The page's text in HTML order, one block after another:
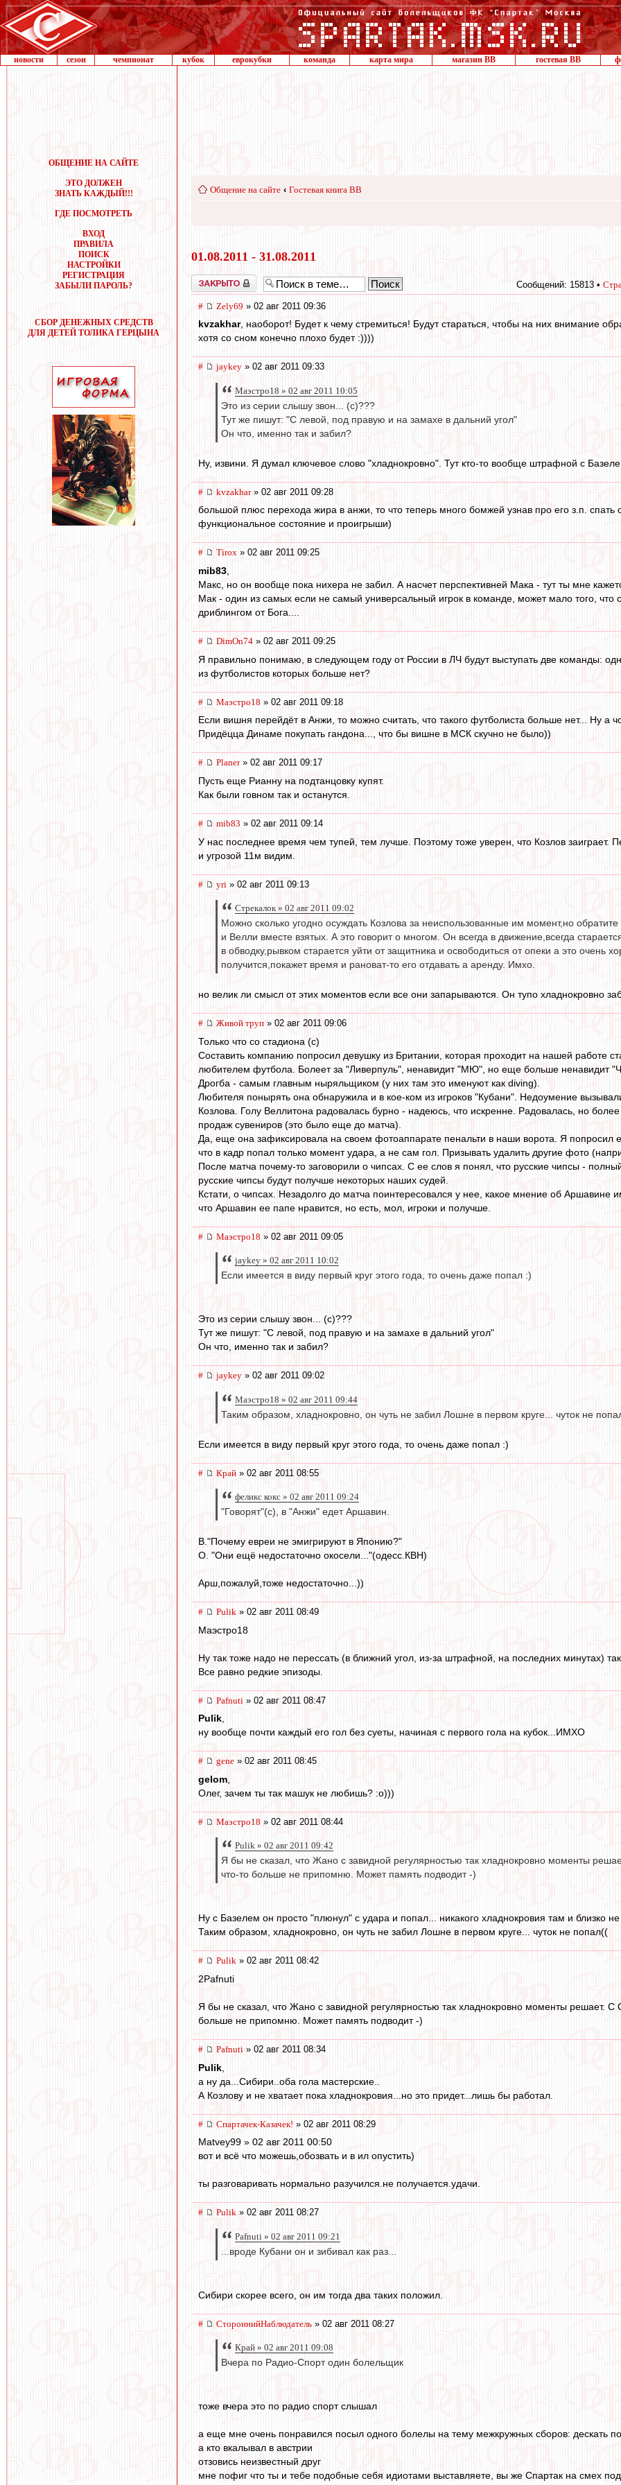
новости сезон чемпионат кубок еврокубки команда карта мира магазин ВВ гостевая ВВ
ОБЩЕНИЕ НА САЙТЕ
ЭТО ДОЛЖЕН
ЗНАТЬ КАЖДЫЙ!!!
ГДЕ ПОСМОТРЕТЬ
ВХОД
ПРАВИЛА
ПОИСК
НАСТРОЙКИ
РЕГИСТРАЦИЯ
ЗАБЫЛИ ПАРОЛЬ?
СБОР ДЕНЕЖНЫХ СРЕДСТВ
ДЛЯ ДЕТЕЙ ТОЛИКА ГЕРЦЫНА
Общение на сайте ‹ Гостевая книга ВВ
01.08.2011 - 31.08.2011
Закрыто Сообщений: 15813 •
# Zely69 » 02 авг 2011 09:36
kvzakhar, наоборот! Будет к чему стремиться! Будут стараться, чтобы на них внимание
хотя со сном конечно плохо будет :))))
# jaykey » 02 авг 2011 09:33
Маэстро18 » 02 авг 2011 10:05
Это из серии слышу звон... (с)???
Тут же пишут: "С левой, под правую и на замахе в дальний угол"
Он что, именно так и забил?
Ну, извини. Я думал ключевое слово "хладнокровно". Тут кто-то вообще штрафной с
# kvzakhar» 02 авг 2011 09:28
большой плюс перехода жира в анжи, то что теперь много бомжей узнав про его з.п. спать
функциональное состояние и проигрыши)
# Tirox » 02 авг 2011 09:25
mib83
Макс, но он вообще пока нихера не забил. А насчет перспективней Мака - тут ты мне
Мак - один из самых если не самый универсальный игрок в команде, может мало того,
дриблингом от Бога....
# DimOn74 » 02 авг 2011 09:25
Я правильно понимаю, в следующем году от России в ЛЧ будут выступать две команды:
из футболистов которых больше нет?
# Маэстро18 » 02 авг 2011 09:18
Если вишня перейдёт в Анжи, то можно считать, что такого футболиста больше нет... Ну а
Придёцца Динаме покупать гандона..., что бы вишне в МСК скучно не было))
# Planer» 02 авг 2011 09:17
Пусть еще Рианну на подтанцовку купят.
Как были говном так и останутся.
# mib83 » 02 авг 2011 09:14
У нас последнее время чем тупей, тем лучше. Поэтому тоже уверен, что Козлов заиграет.
и угрозой 11м видим.
# yri » 02 авг 2011 09:13
Стрекалок » 02 авг 2011 09:02
Можно сколько угодно осуждать Козлова за неиспользованные им момент,но
и Велли вместе взятых. А это говорит о многом. Он всегда в движение,всегда
в обводку,рывком старается уйти от защитника и освободиться от опеки а это
получится,покажет время и рановат-то его отдавать а аренду. Имхо.
но велик ли смысл от этих моментов если все они запарываются. Он тупо хладнокровно
# Живой труп » 02 авг 2011 09:06
Только что со стадиона (с)
Составить компанию попросил девушку из Британии, которая проходит на нашей работе
любителем футбола. Болеет за "Ливерпуль", ненавидит "МЮ", но еще больше ненавидит
Дрогба - самым главным ныряльщиком (у них там это именуют как diving).
Любителя понырять она обнаружила и в кое-ком из игроков "Кубани". Недоумение
Козлова. Голу Веллитона радовалась бурно - надеюсь, что искренне. Радовалась, но
продаж сувениров (это было еще до матча).
Да, еще она зафиксировала на своем фотоаппарате пенальти в наши ворота. Я попросил
что в кадр попал только момент удара, а не сам гол. Призывать удалить другие фото
После матча почему-то заговорили о чипсах. С ее слов я понял, что русские чипсы -
русские чипсы будут получше некоторых наших судей.
Кстати, о чипсах. Незадолго до матча поинтересовался у нее, какое мнение об Аршавине
что Аршавин ее папе нравится, но есть, мол, игроки и получше.
# Маэстро18 » 02 авг 2011 09:05
jaykey » 02 авг 2011 10:02
Если имеется в виду первый круг этого года, то очень даже попал :)
Это из серии слышу звон... (с)???
Тут же пишут: "С левой, под правую и на замахе в дальний угол"
Он что, именно так и забил?
# jaykey » 02 авг 2011 09:02
Маэстро18 » 02 авг 2011 09:44
Таким образом, хладнокровно, он чуть не забил Лошне в первом круге... чуток не
Если имеется в виду первый круг этого года, то очень даже попал :)
# Край » 02 авг 2011 08:55
феликс кокс » 02 авг 2011 09:24
"Говорят"(с), в "Анжи" едет Аршавин.
В."Почему евреи не эмигрируют в Японию?"
О. "Они ещё недостаточно окосели..."(одесс.КВН)
Арш,пожалуй,тоже недостаточно...))
# Pulik » 02 авг 2011 08:49
Маэстро18
Ну так тоже надо не перессать (в ближний угол, из-за штрафной, на последних минутах)
Все равно редкие эпизоды.
# Pafnuti » 02 авг 2011 08:47
Pulik,
ну вообще почти каждый его гол без суеты, начиная с первого гола на кубок...ИМХО
# gene » 02 авг 2011 08:45
gelom
Олег, зачем ты так машук не любишь? :о)))
# Маэстро18 » 02 авг 2011 08:44
Pulik » 02 авг 2011 09:42
Я бы не сказал, что Жано с завидной регулярностью так хладнокровно моменты
что-то больше не припомню. Может память подводит -)
Ну с Базелем он просто "плюнул" с удара и попал... никакого хладнокровия там и близко
Таким образом, хладнокровно, он чуть не забил Лошне в первом круге... чуток не попал((
# Pulik » 02 авг 2011 08:42
2Pafnuti
Я бы не сказал, что Жано с завидной регулярностью так хладнокровно моменты решает.
больше не припомню. Может память подводит -)
# Pafnuti » 02 авг 2011 08:34
Pulik
а ну да...Сибири..оба гола мастерские..
А Козлову и не хватает пока хладнокровия...но это придет...лишь бы работал.
# Спартачек-Казачек! » 02 авг 2011 08:29
Matvey99 » 02 авг 2011 00:50
вот и всё что можешь,обозвать и в ил опустить)
ты разговаривать нормально разучился.не получается.удачи.
# Pulik » 02 авг 2011 08:27
Pafnuti » 02 авг 2011 09:21
...вроде Кубани он и зибивал как раз...
Сибири скорее всего, он им тогда два таких положил.
# СтороннийНаблюдатель » 02 авг 2011 08:27
Край » 02 авг 2011 09:08
Вчера по Радио-Спорт один болельщик
тоже вчера это по радио спорт слышал
а еще мне очень понравился посыл одного болелы на тему межкружных сборов: дескать по
а кто вкалывал в австрии
отзовись неизвестный друг
мне пофиг что ты и тебе подобные себя идиотами выставляете, вы же Спартак на смех